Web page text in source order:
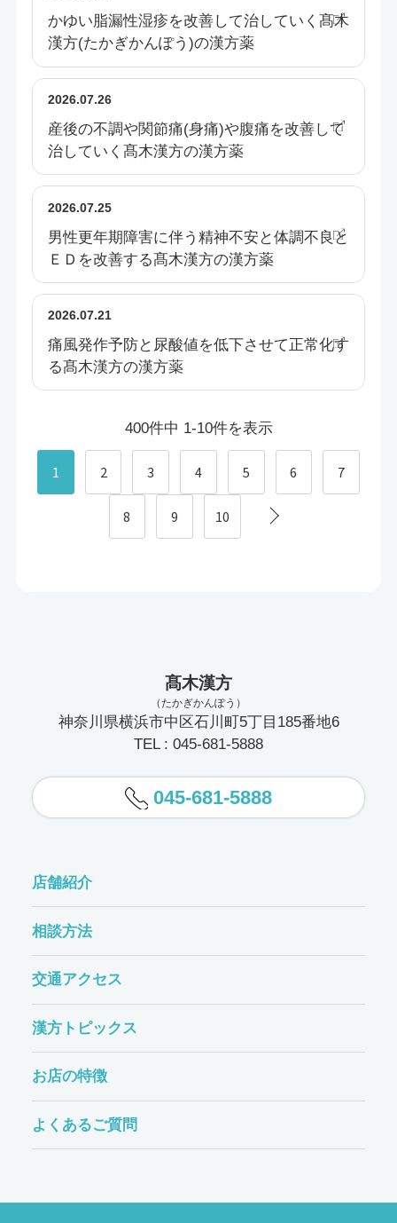
かゆい脂漏性湿疹を改善して治していく髙木
漢方(たかぎかんぽう)の漢方薬
2026.07.26
産後の不調や関節痛(身痛)や腹痛を改善して
治していく髙木漢方の漢方薬
2026.07.25
男性更年期障害に伴う精神不安と体調不良と
ＥＤを改善する髙木漢方の漢方薬
2026.07.21
痛風発作予防と尿酸値を低下させて正常化す
る髙木漢方の漢方薬
400件中 1-10件を表示
1 2 3 4 5 6 7
8 9 10
髙木漢方
（たかぎかんぽう）
神奈川県横浜市中区石川町5丁目185番地6
TEL : 045-681-5888
045-681-5888
店舗紹介
相談方法
交通アクセス
漢方トピックス
お店の特徴
よくあるご質問